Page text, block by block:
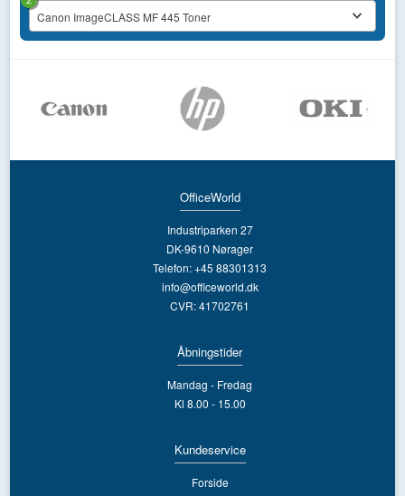
Canon ImageCLASS MF 445 Toner
OfficeWorld
Industriparken 27
DK-9610 Nørager
Telefon: +45 88301313
info@officeworld.dk
CVR: 41702761
Åbningstider
Mandag - Fredag
Kl 8.00 - 15.00
Kundeservice
Forside